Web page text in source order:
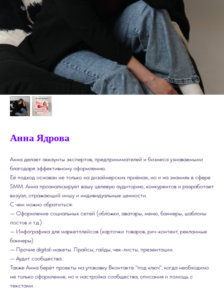
Анна Ядрова
Анна делает аккаунты экспертов, предпринимателей и бизнеса узнаваемыми
благодаря эффективному оформлению.
Её подход основан не только на дизайнерских приёмах, но и на знаниях в сфере
SMM. Анна проанализирует вашу целевую аудиторию, конкурентов и разработает
визуал, отражающий нишу и индивидуальные ценности.
С чем можно обратиться:
— Оформление социальных сетей (обложки, аватары, меню, баннеры, шаблоны
постов и т.д.)
— Инфографика для маркетплейсов (карточки товаров, рич-контент, рекламные
баннеры)
— Прочие digital-макеты. Прайсы, гайды, чек-листы, презентации.
— Аудит сообщества.
Также Анна берёт проекты на упаковку Вконтакте "под ключ", когда необходимо
не только оформление, но и настройка сообщества, описания и помощь с
текстами.